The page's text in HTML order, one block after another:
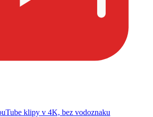
klipy v 4K, bez vodoznaku